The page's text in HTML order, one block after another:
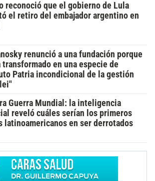
reconoció que el gobierno de Lula
el retiro del embajador argentino en
renunció a una fundación porque
transformado en una especie de
Patria incondicional de la gestión
Guerra Mundial: la inteligencia
reveló cuáles serían los primeros
latinoamericanos en ser derrotados